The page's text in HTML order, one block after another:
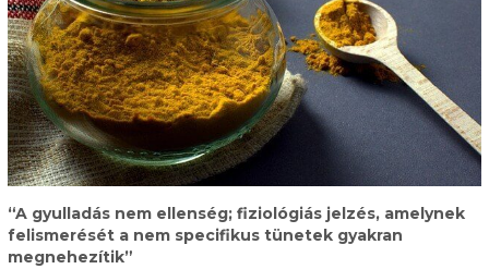
“A gyulladás nem ellenség; fiziológiás jelzés, amelynek
felismerését a nem specifikus tünetek gyakran
megnehezítik”